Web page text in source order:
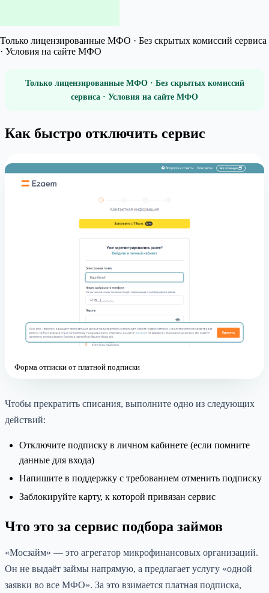
Только лицензированные МФО · Без скрытых комиссий сервиса
· Условия на сайте МФО
Только лицензированные МФО · Без скрытых комиссий
сервиса · Условия на сайте МФО
Как быстро отключить сервис
Форма отписки от платной подписки
Чтобы прекратить списания, выполните одно из следующих
действий:
Отключите подписку в личном кабинете (если помните
данные для входа)
Напишите в поддержку с требованием отменить подписку
Заблокируйте карту, к которой привязан сервис
Что это за сервис подбора займов
«Мосзайм» — это агрегатор микрофинансовых организаций.
Он не выдаёт займы напрямую, а предлагает услугу «одной
заявки во все МФО». За это взимается платная подписка,